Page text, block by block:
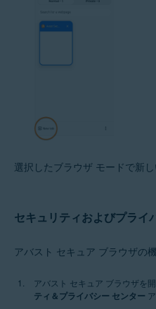
選択したブラウザ モードで新し
セキュリティおよびプライ
アバスト セキュア ブラウザの
アバスト セキュア ブラウザを
ティ＆プライバシー センター